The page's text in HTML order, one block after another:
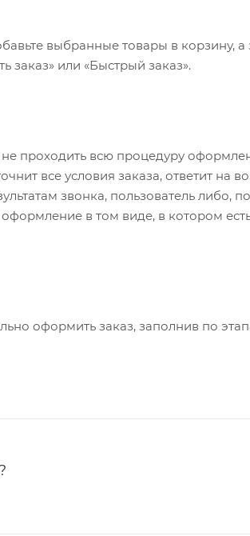
выбранные товары в корзину,
или «Быстрый заказ».
проходить всю процедуру
все условия заказа, ответит на
звонка, пользователь либо,
в том виде, в котором
оформить заказ, заполнив по